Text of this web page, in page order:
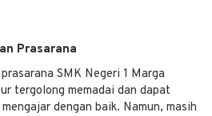
Prasarana
SMK Negeri 1 Marga
tergolong memadai dan dapat
dengan baik. Namun, masih